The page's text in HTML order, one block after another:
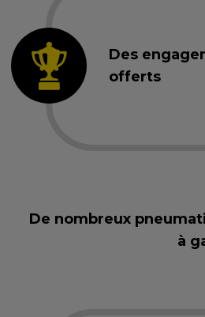
Des
offerts
De nombreux
à